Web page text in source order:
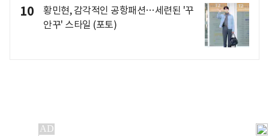
10
황민현, 감각적인 공항패션…세련된 '꾸
안꾸' 스타일 (포토)